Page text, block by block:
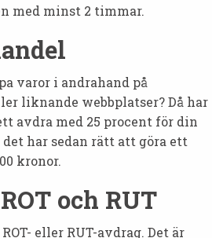
med minst 2 timmar.
varor i andrahand på
liknande webbplatser? Då har
avdra med 25 procent för din
har sedan rätt att göra ett
kronor.
och RUT
eller RUT-avdrag. Det är